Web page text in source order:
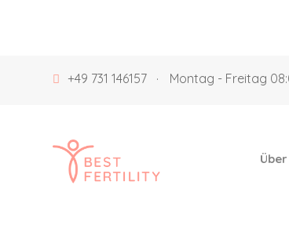
+49 731 146157 · Montag - Freitag